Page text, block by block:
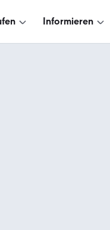
Informieren